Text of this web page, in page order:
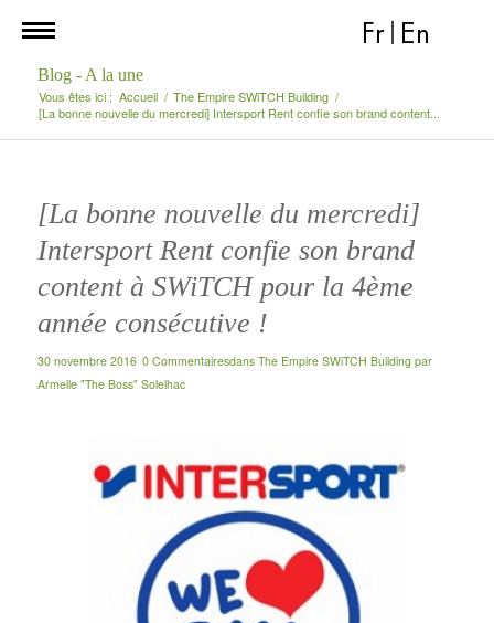
Fr En
Blog - A la une
Vous êtes ici : Accueil / The Empire SWiTCH Building /
[La bonne nouvelle du mercredi] Intersport Rent confie son brand content...
[La bonne nouvelle du mercredi]
Intersport Rent confie son brand
content à SWiTCH pour la 4ème
année consécutive !
30 novembre 2016 0 Commentairesdans The Empire SWiTCH Building par
Armelle "The Boss" Solelhac